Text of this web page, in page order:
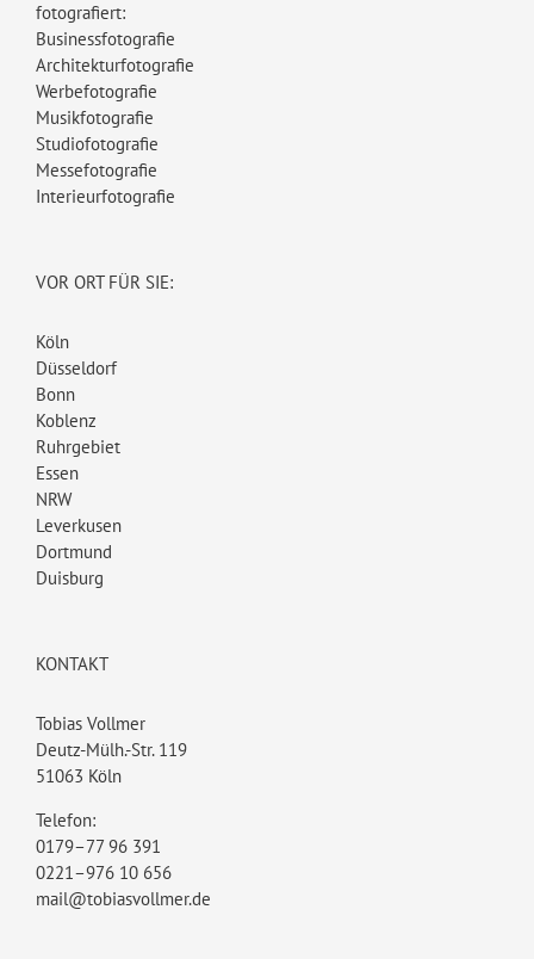
fotografiert:
Businessfotografie
Architekturfotografie
Werbefotografie
Musikfotografie
Studiofotografie
Messefotografie
Interieurfotografie
VOR ORT FÜR SIE:
Köln
Düsseldorf
Bonn
Koblenz
Ruhrgebiet
Essen
NRW
Leverkusen
Dortmund
Duisburg
KONTAKT
Tobias Vollmer
Deutz-Mülh.-Str. 119
51063 Köln
Telefon:
0179–77 96 391
0221–976 10 656
mail@tobiasvollmer.de